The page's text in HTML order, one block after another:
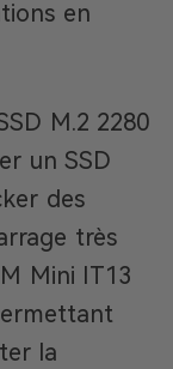
en
M.2 2280
un SSD
des
très
Mini IT13
la